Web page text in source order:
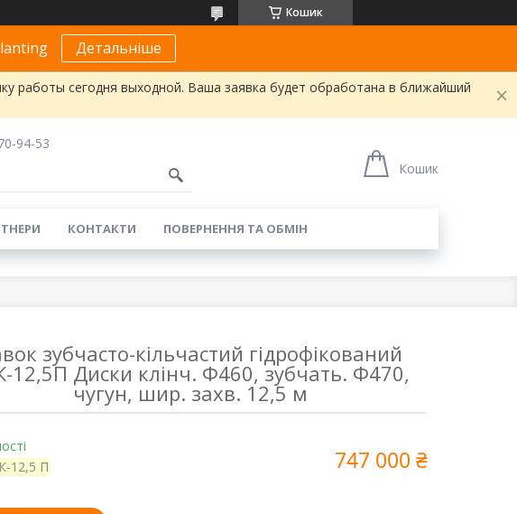
Кошик
Детальніше
работы сегодня выходной. Ваша заявка будет обработана в ближайший
94-53
Кошик
КОНТАКТИ ПОВЕРНЕННЯ ТА ОБМІН
зубчасто-кільчастий гідрофікований
12,5П Диски клінч. Ф460, зубчать. Ф470,
чугун, шир. захв. 12,5 м
12,5 П 747 000 ₴